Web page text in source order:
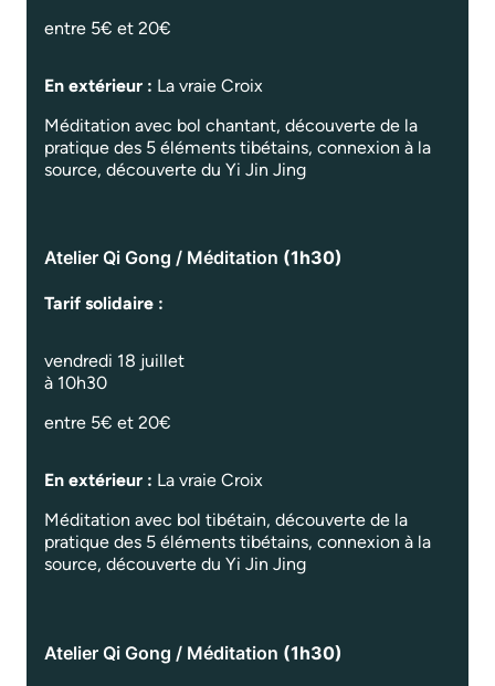
entre 5€ et 20€
En extérieur : La vraie Croix
Méditation avec bol chantant, découverte de la
pratique des 5 éléments tibétains, connexion à la
source, découverte du Yi Jin Jing
Atelier Qi Gong / Méditation (1h30)
Tarif solidaire :
vendredi 18 juillet
à 10h30
entre 5€ et 20€
En extérieur : La vraie Croix
Méditation avec bol tibétain, découverte de la
pratique des 5 éléments tibétains, connexion à la
source, découverte du Yi Jin Jing
Atelier Qi Gong / Méditation (1h30)